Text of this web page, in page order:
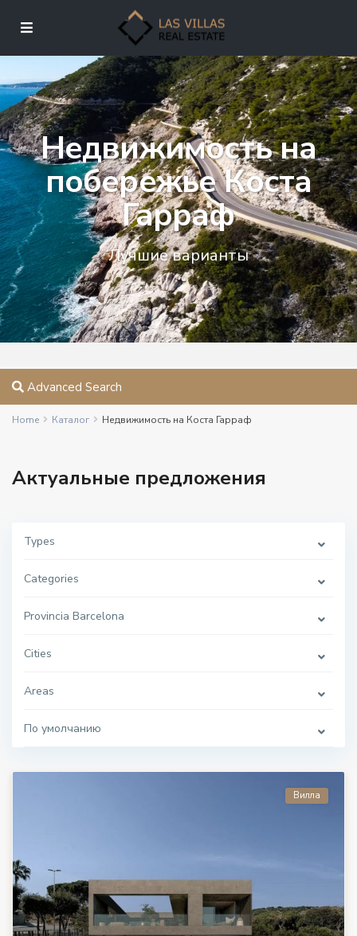
Недвижимость на
побережье Коста
Гарраф
Лучшие варианты
Advanced Search
Home Каталог Недвижимость на Коста Гарраф
Актуальные предложения
Types
Categories
Provincia Barcelona
Cities
Areas
По умолчанию
Вилла